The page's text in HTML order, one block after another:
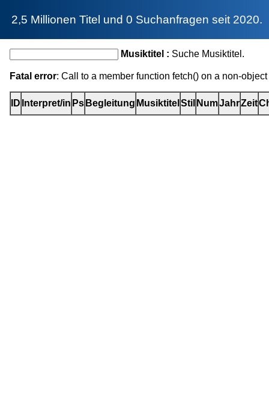
2,5 Millionen Titel und 0 Suchanfragen seit 2020.
Musiktitel : Suche Musiktitel.
Fatal error: Call to a member function fetch() on a non-
ID Interpret/in Ps Begleitung Musiktitel Stil NumJahrZeit